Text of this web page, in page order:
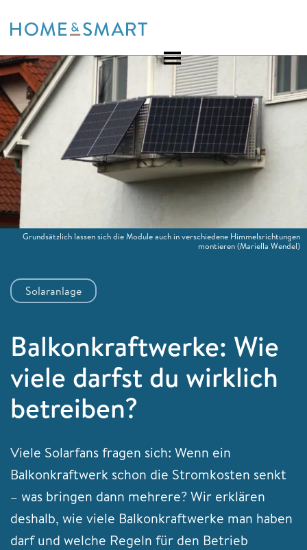
to
Solaranlage
Balkonkraftwerke: Wie
viele darfst du wirklich
betreiben?
Viele Solarfans fragen sich: Wenn ein
Balkonkraftwerk schon die Stromkosten senkt
– was bringen dann mehrere? Wir erklären
deshalb, wie viele Balkonkraftwerke man haben
darf und welche Regeln für den Betrieb
Grundsätzlich lassen sich die Module auch in verschiedene Himmelsrichtungen
montieren(Mariella Wendel)